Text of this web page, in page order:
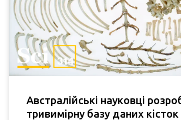
Австралійські науковці
тривимірну базу даних кісток